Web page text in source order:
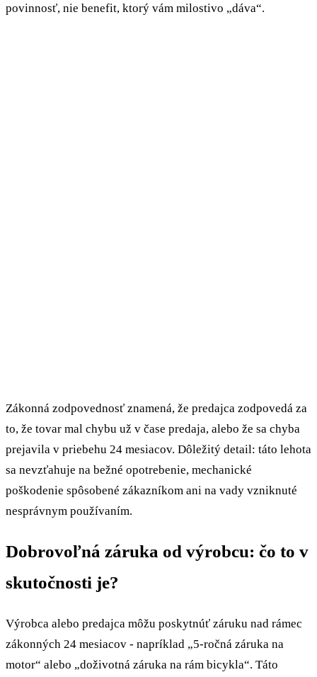
povinnosť, nie benefit, ktorý vám milostivo „dáva“.
Zákonná zodpovednosť znamená, že predajca zodpovedá za
to, že tovar mal chybu už v čase predaja, alebo že sa chyba
prejavila v priebehu 24 mesiacov. Dôležitý detail: táto lehota
sa nevzťahuje na bežné opotrebenie, mechanické
poškodenie spôsobené zákazníkom ani na vady vzniknuté
nesprávnym používaním.
Dobrovoľná záruka od výrobcu: čo to v
skutočnosti je?
Výrobca alebo predajca môžu poskytnúť záruku nad rámec
zákonných 24 mesiacov - napríklad „5-ročná záruka na
motor“ alebo „doživotná záruka na rám bicykla“. Táto